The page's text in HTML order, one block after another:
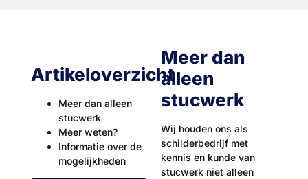
Artikeloverzicht
Meer dan alleen
stucwerk
Meer weten?
Informatie over de
mogelijkheden
Meer dan
alleen
stucwerk
Wij houden ons als
schilderbedrijf met
kennis en kunde van
stucwerk niet alleen